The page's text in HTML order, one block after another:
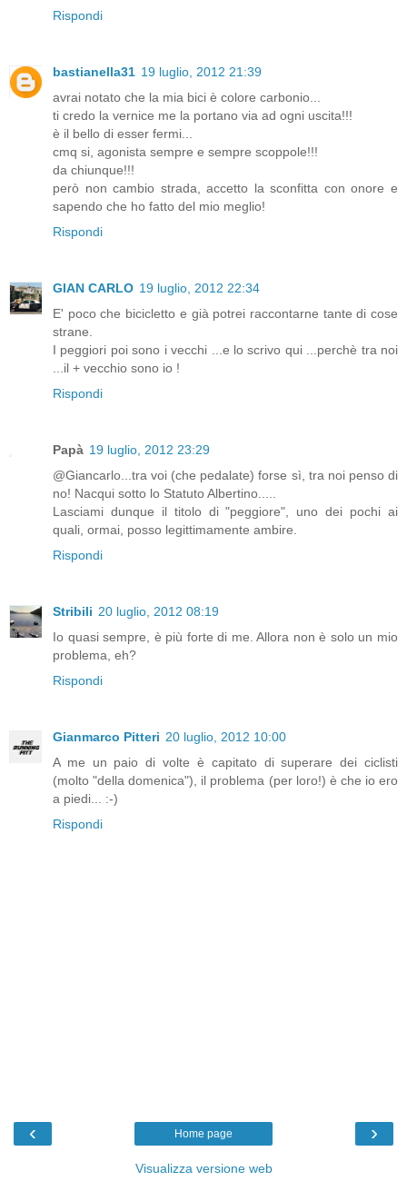
Rispondi
bastianella31 19 luglio, 2012 21:39
avrai notato che la mia bici è colore carbonio...
ti credo la vernice me la portano via ad ogni uscita!!!
è il bello di esser fermi...
cmq si, agonista sempre e sempre scoppole!!!
da chiunque!!!
però non cambio strada, accetto la sconfitta con onore e
sapendo che ho fatto del mio meglio!
Rispondi
GIAN CARLO 19 luglio, 2012 22:34
E' poco che bicicletto e già potrei raccontarne tante di cose
strane.
I peggiori poi sono i vecchi ...e lo scrivo qui ...perchè tra noi
...il + vecchio sono io !
Rispondi
Papà 19 luglio, 2012 23:29
@Giancarlo...tra voi (che pedalate) forse sì, tra noi penso di
no! Nacqui sotto lo Statuto Albertino.....
Lasciami dunque il titolo di "peggiore", uno dei pochi ai
quali, ormai, posso legittimamente ambire.
Rispondi
Stribili 20 luglio, 2012 08:19
Io quasi sempre, è più forte di me. Allora non è solo un mio
problema, eh?
Rispondi
Gianmarco Pitteri 20 luglio, 2012 10:00
A me un paio di volte è capitato di superare dei ciclisti
(molto "della domenica"), il problema (per loro!) è che io ero
a piedi... :-)
Rispondi
‹ ›
Home page
Visualizza versione web